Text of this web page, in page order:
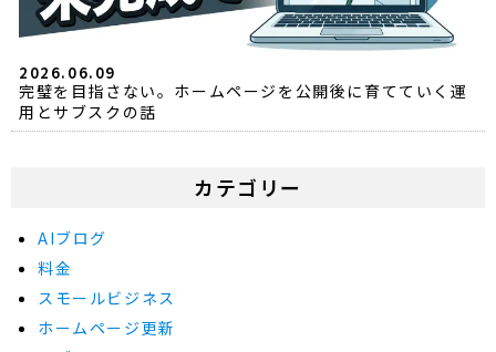
2026.06.09
完璧を目指さない。ホームページを公開後に育てていく運
用とサブスクの話
カテゴリー
AIブログ
料金
スモールビジネス
ホームページ更新